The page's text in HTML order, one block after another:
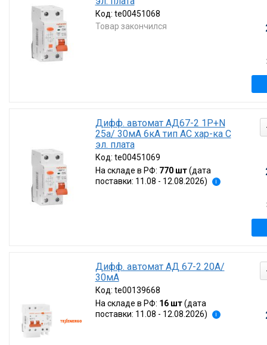
Код: te00451068
Товар закончился
Дифф. автомат АД67-2 1P+N
25а/ 30мА 6кА тип AC хар-ка C
эл. плата
Код: te00451069
На складе в РФ: 770 шт (дата
поставки: 11.08 - 12.08.2026)
i
Дифф. автомат АД 67-2 20А/
30мА
Код: te00139668
На складе в РФ: 16 шт (дата
поставки: 11.08 - 12.08.2026)
i